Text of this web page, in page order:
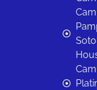
Soto